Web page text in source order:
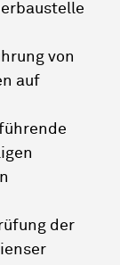
von
auf
der